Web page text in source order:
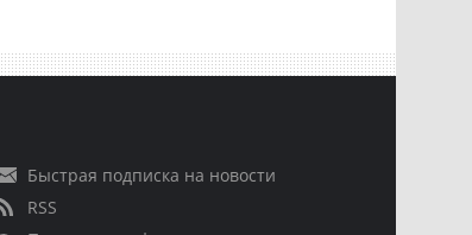
Быстрая подписка на новости
RSS